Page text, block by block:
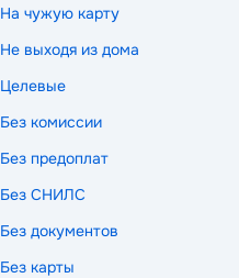
На чужую карту
Не выходя из дома
Целевые
Без комиссии
Без предоплат
Без СНИЛС
Без документов
Без карты